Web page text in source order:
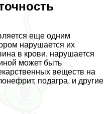
еще одним
нарушается их
в крови, нарушается
может быть
веществ на
подагра, и другие